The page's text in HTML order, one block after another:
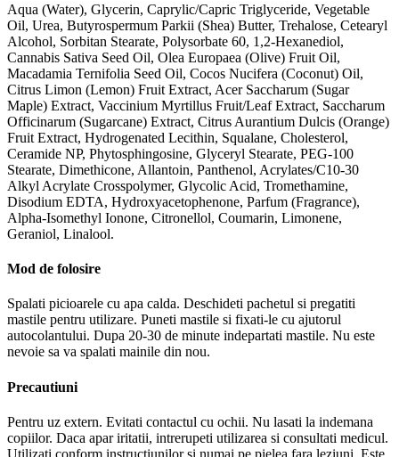
Aqua (Water), Glycerin, Caprylic/Capric Triglyceride, Vegetable
Oil, Urea, Butyrospermum Parkii (Shea) Butter, Trehalose, Cetearyl
Alcohol, Sorbitan Stearate, Polysorbate 60, 1,2-Hexanediol,
Cannabis Sativa Seed Oil, Olea Europaea (Olive) Fruit Oil,
Macadamia Ternifolia Seed Oil, Cocos Nucifera (Coconut) Oil,
Citrus Limon (Lemon) Fruit Extract, Acer Saccharum (Sugar
Maple) Extract, Vaccinium Myrtillus Fruit/Leaf Extract, Saccharum
Officinarum (Sugarcane) Extract, Citrus Aurantium Dulcis (Orange)
Fruit Extract, Hydrogenated Lecithin, Squalane, Cholesterol,
Ceramide NP, Phytosphingosine, Glyceryl Stearate, PEG-100
Stearate, Dimethicone, Allantoin, Panthenol, Acrylates/C10-30
Alkyl Acrylate Crosspolymer, Glycolic Acid, Tromethamine,
Disodium EDTA, Hydroxyacetophenone, Parfum (Fragrance),
Alpha-Isomethyl Ionone, Citronellol, Coumarin, Limonene,
Geraniol, Linalool.
Mod de folosire
Spalati picioarele cu apa calda. Deschideti pachetul si pregatiti
mastile pentru utilizare. Puneti mastile si fixati-le cu ajutorul
autocolantului. Dupa 20-30 de minute indepartati mastile. Nu este
nevoie sa va spalati mainile din nou.
Precautiuni
Pentru uz extern. Evitati contactul cu ochii. Nu lasati la indemana
copiilor. Daca apar iritatii, intrerupeti utilizarea si consultati medicul.
Utilizati conform instructiunilor si numai pe pielea fara leziuni. Este